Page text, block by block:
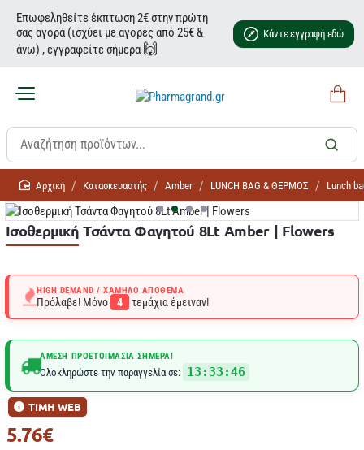
Επωφεληθείτε έκπτωση 2€ στην πρώτη
σας αγορά (ισχύει με αγορές από 25€ &
άνω) , εγγραφείτε σήμερα 🙌
Κάντε εγγραφή εδώ
homeΚατασκευαστής Amber LUNCΗ BAG & ΘΕΡΜΟΣ Lunch
Ισοθερμική Τσάντα Φαγητού 8Lt Amber | Flowers
HIGH DEMAND / ΧΑΜΗΛΌ ΑΠΌΘΕΜΑ
Πρόλαβε! Μόνο 4 τεμάχια έμειναν!
ΆΜΕΣΗ ΠΡΟΕΤΟΙΜΑΣΊΑ ΣΉΜΕΡΑ!
Ολοκληρώστε την παραγγελία σε: 13:33:45
ΤΙΜΗ WEB
5.76€